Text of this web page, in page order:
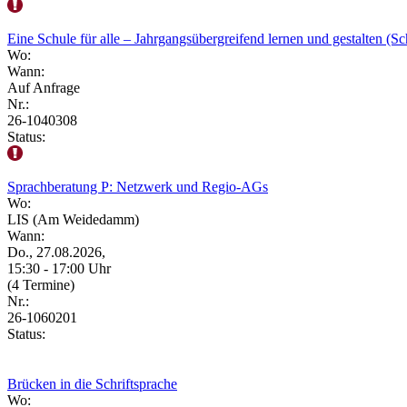
Eine Schule für alle – Jahrgangsübergreifend lernen und gestalten
Wo:
Wann:
Auf Anfrage
Nr.:
26-1040308
Status:
Sprachberatung P: Netzwerk und Regio-AGs
Wo:
LIS (Am Weidedamm)
Wann:
Do., 27.08.2026,
15:30 - 17:00 Uhr
(4 Termine)
Nr.:
26-1060201
Status:
Brücken in die Schriftsprache
Wo: